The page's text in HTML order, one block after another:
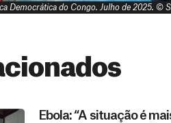
Democrática do Congo. Julho de 2025. ©
Ebola: “A situação é